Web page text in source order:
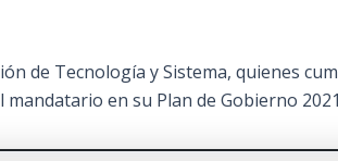
de Tecnología y Sistema, quienes
en su Plan de Gobierno